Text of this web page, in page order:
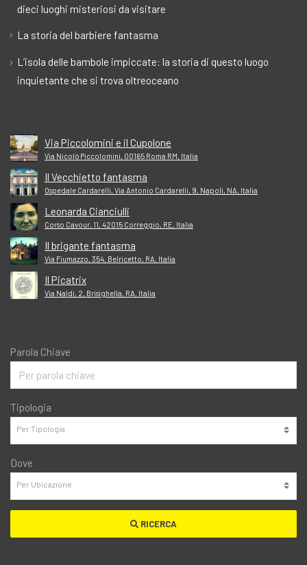
dieci luoghi misteriosi da visitare
La storia del barbiere fantasma
L’isola delle bambole impiccate: la storia di questo luogo
inquietante che si trova oltreoceano
Via Piccolomini e il Cupolone
Via Nicolò Piccolomini, 00165 Roma RM, Italia
Il Vecchietto fantasma
Ospedale Cardarelli, Via Antonio Cardarelli, 9, Napoli, NA, Italia
Leonarda Cianciulli
Corso Cavour, 11, 42015 Correggio, RE, Italia
Il brigante fantasma
Via Fiumazzo, 354, Belricetto, RA, Italia
Il Picatrix
Via Naldi, 2, Brisighella, RA, Italia
Parola Chiave
Tipologia
Dove
RICERCA